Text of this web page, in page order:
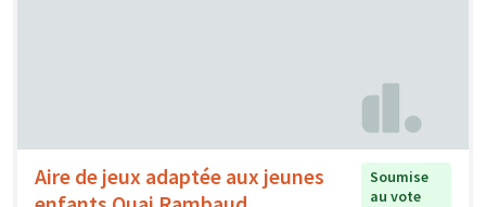
Aire de jeux adaptée aux jeunes
Soumise
au vote